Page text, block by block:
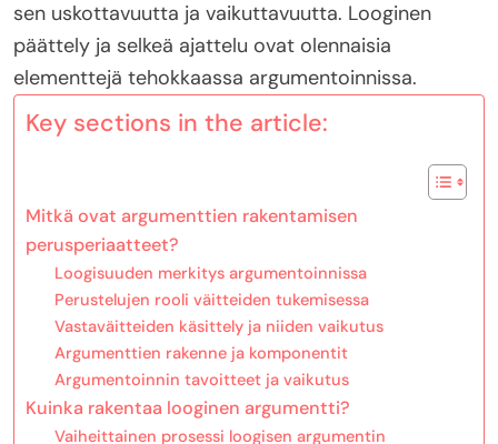
sen uskottavuutta ja vaikuttavuutta. Looginen
päättely ja selkeä ajattelu ovat olennaisia
elementtejä tehokkaassa argumentoinnissa.
Key sections in the article:
Mitkä ovat argumenttien rakentamisen
perusperiaatteet?
Loogisuuden merkitys argumentoinnissa
Perustelujen rooli väitteiden tukemisessa
Vastaväitteiden käsittely ja niiden vaikutus
Argumenttien rakenne ja komponentit
Argumentoinnin tavoitteet ja vaikutus
Kuinka rakentaa looginen argumentti?
Vaiheittainen prosessi loogisen argumentin